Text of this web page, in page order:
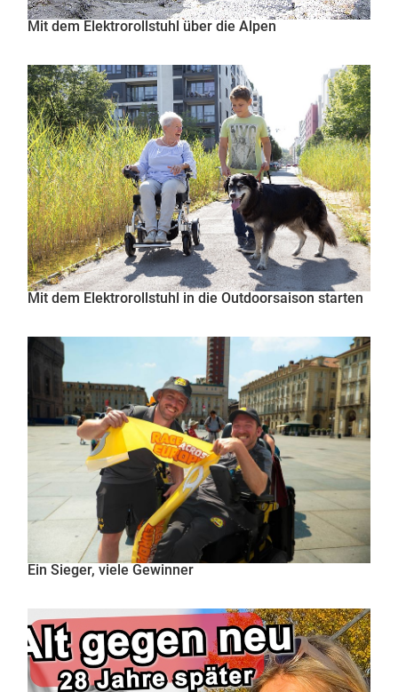
Mit dem Elektrorollstuhl über die Alpen
Mit dem Elektrorollstuhl in die Outdoorsaison starten
Ein Sieger, viele Gewinner